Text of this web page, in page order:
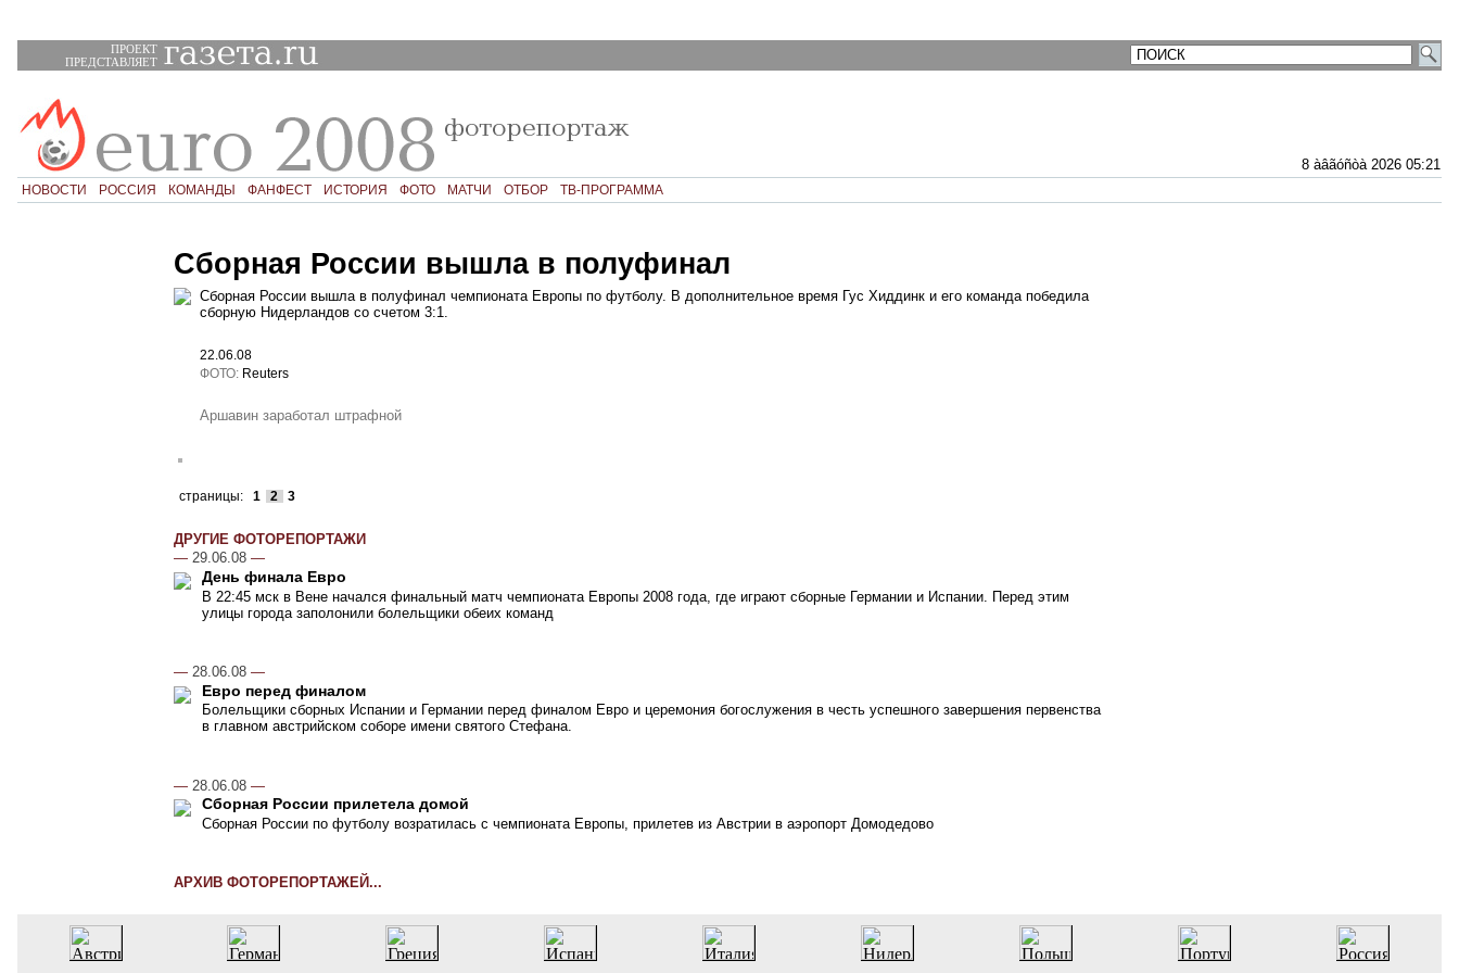
ПРОЕКТ
ПРЕДСТАВЛЯЕТ
8 àâãóñòà 2026 05:21
НОВОСТИ РОССИЯ КОМАНДЫ ФАНФЕСТ ИСТОРИЯ ФОТО МАТЧИ ОТБОР ТВ-ПРОГРАММА
Сборная России вышла в полуфинал
Сборная России вышла в полуфинал чемпионата Европы по футболу. В дополнительное время Гус Хиддинк и его команда победила
сборную Нидерландов со счетом 3:1.
22.06.08
ФОТО: Reuters
Аршавин заработал штрафной
страницы: 1 2 3
ДРУГИЕ ФОТОРЕПОРТАЖИ
—29.06.08 —
День финала Евро
В 22:45 мск в Вене начался финальный матч чемпионата Европы 2008 года, где играют сборные Германии и Испании. Перед этим
улицы города заполонили болельщики обеих команд
—28.06.08 —
Евро перед финалом
Болельщики сборных Испании и Германии перед финалом Евро и церемония богослужения в честь успешного завершения первенства
в главном австрийском соборе имени святого Стефана.
— 28.06.08 —
Сборная России прилетела домой
Сборная России по футболу возратилась с чемпионата Европы, прилетев из Австрии в аэропорт Домодедово
АРХИВ ФОТОРЕПОРТАЖЕЙ...